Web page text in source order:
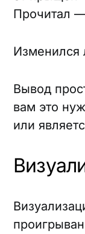
Прочитал
Изменился
Вывод
вам это
или